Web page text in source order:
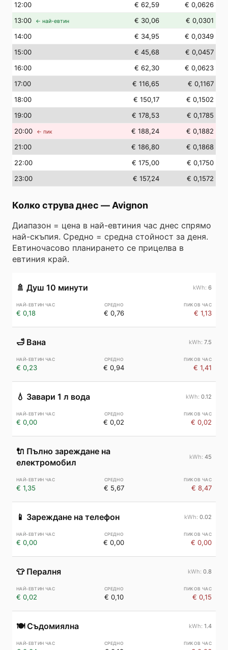
12:00 € 62,59
€ 0,0626
13:00 ← най-евтин € 30,06
€ 0,0301
14:00 € 34,95
€ 0,0349
15:00 € 45,68
€ 0,0457
16:00 € 62,30
€ 0,0623
17:00 € 116,65
€ 0,1167
18:00 € 150,17
€ 0,1502
19:00 € 178,53
€ 0,1785
20:00 ← пик € 188,24
€ 0,1882
21:00 € 186,80
€ 0,1868
22:00 € 175,00
€ 0,1750
23:00 € 157,24 € 0,1572
Колко струва днес — Avignon
Диапазон = цена в най-евтиния час днес спрямо
най-скъпия. Средно = средна стойност за деня.
Евтиночасово планирането се прицелва в
евтиния край.
🚿 Душ 10 минути 6
€ 0,18 € 0,76 € 1,13
🛁 Вана 7.5
€ 0,23 € 0,94 € 1,41
💧 Завари 1 л вода 0.12
€ 0,00 € 0,02 € 0,02
🔌 Пълно зареждане на
електромобил
45
€ 1,35 € 5,67 € 8,47
📱 Зареждане на телефон 0.02
€ 0,00 € 0,00 € 0,00
👕 Пералня 0.8
€ 0,02 € 0,10 € 0,15
🍽️ Съдомиялна 1.4